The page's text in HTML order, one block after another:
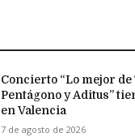
Concierto “Lo mejor de
Pentágono y Aditus”
en Valencia
7 de agosto de 2026